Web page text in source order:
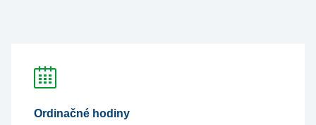
Ordinačné hodiny